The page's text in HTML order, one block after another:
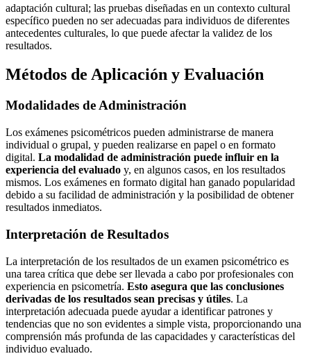
adaptación cultural; las pruebas diseñadas en un contexto cultural
específico pueden no ser adecuadas para individuos de diferentes
antecedentes culturales, lo que puede afectar la validez de los
resultados.
Métodos de Aplicación y Evaluación
Modalidades de Administración
Los exámenes psicométricos pueden administrarse de manera
individual o grupal, y pueden realizarse en papel o en formato
digital. La modalidad de administración puede influir en la
experiencia del evaluado y, en algunos casos, en los resultados
mismos. Los exámenes en formato digital han ganado popularidad
debido a su facilidad de administración y la posibilidad de obtener
resultados inmediatos.
Interpretación de Resultados
La interpretación de los resultados de un examen psicométrico es
una tarea crítica que debe ser llevada a cabo por profesionales con
experiencia en psicometría. Esto asegura que las conclusiones
derivadas de los resultados sean precisas y útiles. La
interpretación adecuada puede ayudar a identificar patrones y
tendencias que no son evidentes a simple vista, proporcionando una
comprensión más profunda de las capacidades y características del
individuo evaluado.